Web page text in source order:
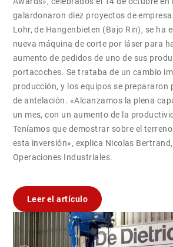
galardonaron diez proyectos de
Lohr, de Hangenbieten (Bajo Rin), se ha
nueva máquina de corte por láser para
aumento de pedidos de uno de sus
portacoches. Se trataba de un cambio
producción, y los equipos se prepararon
de antelación. «Alcanzamos la plena
un mes, con un aumento de la
Teníamos que demostrar sobre el
esta inversión», explica Nicolas
Operaciones Industriales.
Leer el artículo